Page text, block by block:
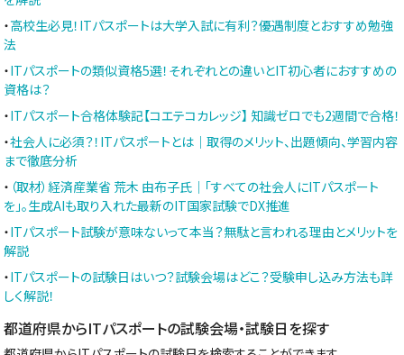
・高校生必見！ITパスポートは大学入試に有利？優遇制度とおすすめ勉強
法
・ITパスポートの類似資格5選！それぞれとの違いとIT初心者におすすめの
資格は？
・ITパスポート合格体験記【コエテコカレッジ】 知識ゼロでも2週間で合格！
・社会人に必須？！ITパスポートとは｜取得のメリット、出題傾向、学習内容
まで徹底分析
・ （取材）経済産業省 荒木 由布子氏｜「すべての社会人にITパスポート
を」。生成AIも取り入れた最新のIT国家試験でDX推進
・ITパスポート試験が意味ないって本当？無駄と言われる理由とメリットを
解説
・ITパスポートの試験日はいつ？試験会場はどこ？受験申し込み方法も詳
しく解説！
都道府県からITパスポートの試験会場・試験日を探す